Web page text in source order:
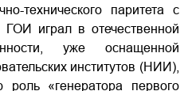
технического паритета с
играл в отечественной
уже оснащенной
институтов (НИИ),
«генератора первого